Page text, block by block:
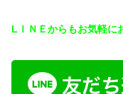
LＩＮＥからもお気軽に